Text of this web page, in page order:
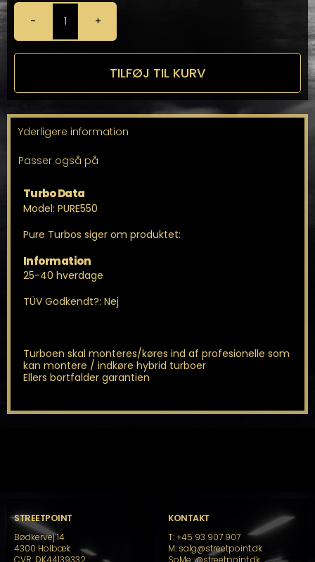
PURE550
-
PURE
Turbo
TILFØJ TIL KURV
Yderligere information
Passer også på
Turbo Data
Model: PURE550
Pure Turbos siger om produktet:
Information
25-40 hverdage
TÜV Godkendt?: Nej
Turboen skal monteres/køres ind af profesionelle som
kan montere / indkøre hybrid turboer
Ellers bortfalder garantien
STREETPOINT
Bødkervej 14
4300 Holbæk
CVR: DK44139332
KONTAKT
T: +45 93 907 907
M: salg@streetpoint.dk
SoMe:@streetpoint.dk